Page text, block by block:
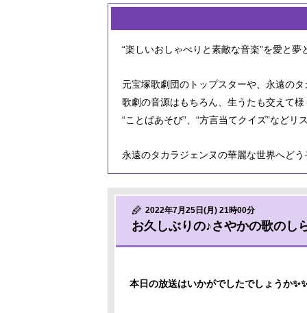
“楽しいおしゃべりと素敵な音楽”を愛と
元宝塚歌劇団のトップスターや、永遠の
歌劇の音源はもちろん、生うたも交えて
“ことばあそび”、“方言当てクイズ”など
永遠のタカラジェンヌの華麗な世界へどう
2022年7月25日(月) 21時00分
お久しぶりの♪さやかの歌のし
本日の放送はいかがでしたでしょうか